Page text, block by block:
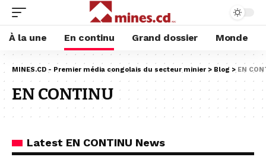
À la une En continu Grand dossier Monde
MINES.CD - Premier média congolais du secteur minier > Blog > EN
EN CONTINU
Latest EN CONTINU News